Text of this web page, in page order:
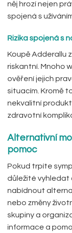
něj hrozí nejen
spojená s
Rizika spojená s
Koupě Adderallu
riskantní. Mnoho
ověření jejich
situacím. Kromě
nekvalitní
zdravotní
Alternativní
pomoc
Pokud trpíte
důležité vyhledat
nabídnout
nebo změny
skupiny a
informace a